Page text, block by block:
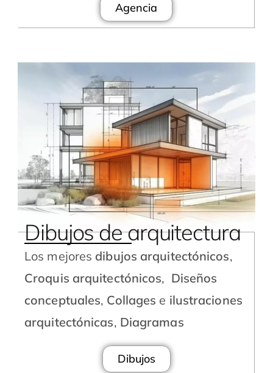
Agencia
Dibujos de arquitectura
Los mejores dibujos arquitectónicos,
Croquis arquitectónicos, Diseños
conceptuales, Collages e ilustraciones
arquitectónicas, Diagramas
Dibujos